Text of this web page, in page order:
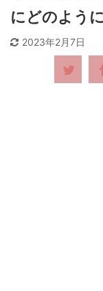
にどのよう
2023年2月7日